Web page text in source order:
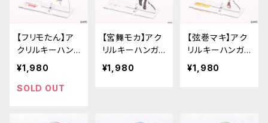
【フリモたん】ア
クリルキーハン
ガー
¥1,980
SOLD OUT
【宮舞モカ】アク
リルキーハンガ
ー
¥1,980
【弦巻マキ】アク
リルキーハンガ
ー第3弾
¥1,980